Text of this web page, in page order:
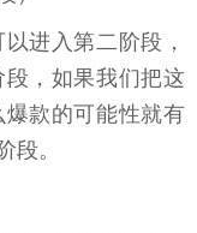
进入第二阶段，
，如果我们把这
款的可能性就有
段。